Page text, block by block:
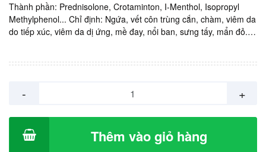
Thành phần: Prednisolone, Crotaminton, I-Menthol, Isopropyl
Methylphenol... Chỉ định: Ngứa, vết côn trùng cắn, chàm, viêm da
do tiếp xúc, viêm da dị ứng, mề đay, nổi ban, sưng tấy, mẩn đỏ.
- +
Thêm vào giỏ hàng